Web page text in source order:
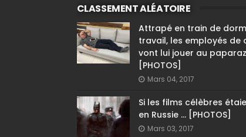
CLASSEMENT ALÉATOIRE
Attrapé en train de
travail, les employés de
vont lui jouer au
[PHOTOS]
Mars 04, 2017
Si les films célèbres
en Russie ... [PHOTOS]
Mars 03, 2017